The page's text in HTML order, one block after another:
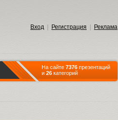
Вход Регистрация Реклама
На сайте 7376 презентаций
и 26 категорий